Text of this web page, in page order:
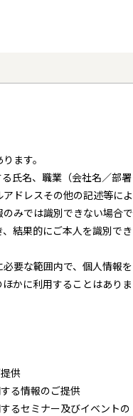
ます。
氏名、職業（会社名／部署
ドレスその他の記述等によ
みでは識別できない場合で
結果的にご本人を識別でき
要な範囲内で、個人情報を
かに利用することはありま
供
る情報のご提供
るセミナー及びイベントの